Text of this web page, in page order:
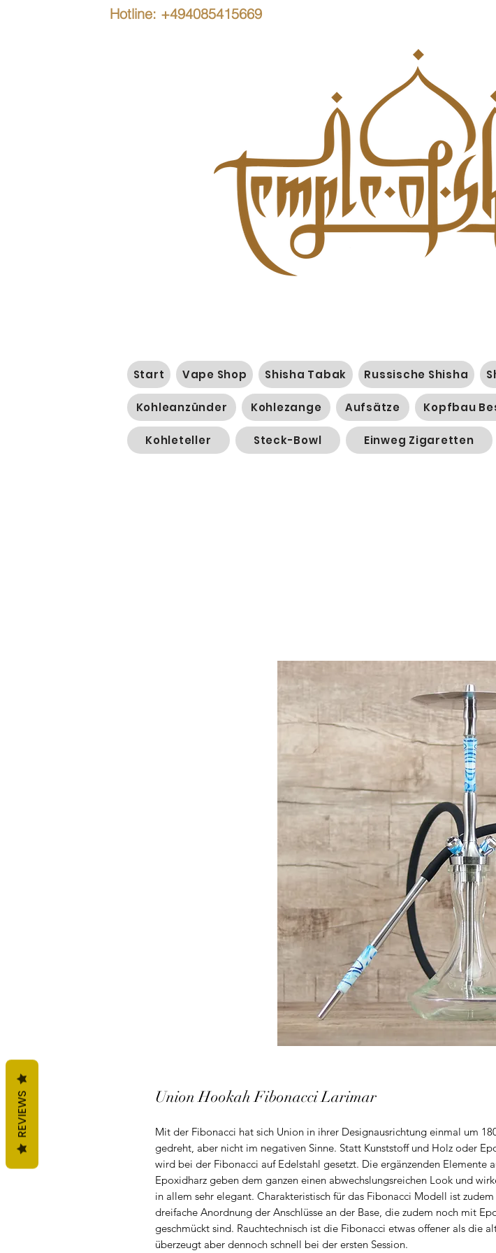
Hotline: +494085415669
Start Vape Shop Shisha Tabak Russische Shisha
Kohleanzünder Kohlezange Aufsätze Kopfbau
Kohleteller Steck-Bowl Einweg Zigaretten
Union Hookah Fibonacci Larimar
Mit der Fibonacci hat sich Union in ihrer Designausrichtung einmal um
gedreht, aber nicht im negativen Sinne. Statt Kunststoff und Holz oder
wird bei der Fibonacci auf Edelstahl gesetzt. Die ergänzenden Elemente
Epoxidharz geben dem ganzen einen abwechslungsreichen Look und
in allem sehr elegant. Charakteristisch für das Fibonacci Modell ist
dreifache Anordnung der Anschlüsse an der Base, die zudem noch mit
geschmückt sind. Rauchtechnisch ist die Fibonacci etwas offener als die
überzeugt aber dennoch schnell bei der ersten Session.
REVIEWS